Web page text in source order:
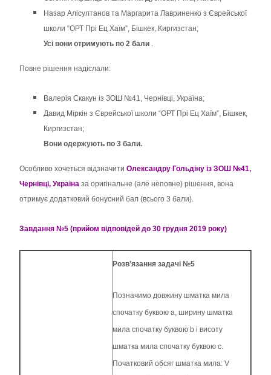
Назар Алісултанов та Маргарита Лавриненко з Єврейської
школи “ОРТ Прі Ец Хаїм”, Бішкек, Киргизстан;
Усі вони отримують по 2 бали .
Повне рішення надіслали:
Валерія Скакун із ЗОШ №41, Чернівці, Україна;
Давид Міркін з Єврейської школи “ОРТ Прі Ец Хаїм”, Бішкек,
Киргизстан;
Вони одержують по 3 бали.
Особливо хочеться відзначити Олександру Гольдіну із ЗОШ №41,
Чернівці, Україна за оригінальне (але неповне) рішення, вона
отримує додатковий бонусний бал (всього 3 бали).
Завдання №5 (прийом відповідей до 30 грудня 2019 року)
Розв’язання задачі №5
Позначимо довжину шматка мила
спочатку буквою а, ширину шматка
мила спочатку буквою b і висоту
шматка мила спочатку буквою с.
Початковий обсяг шматка мила: V